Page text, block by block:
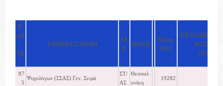
K
ωδ
.
Τμ
.
ΤΜΗΜΑ/ΣΧΟΛΗ
ΙΔ
Ρ.
ΠΟΛΗ
Βάση
2011
ΒΑΣΗ
2012
87
5
Ψυχολόγων (ΣΣΑΣ) Γεν. Σειρά
ΣΤ/
ΑΣ
Θεσσαλ
ονίκη
19282